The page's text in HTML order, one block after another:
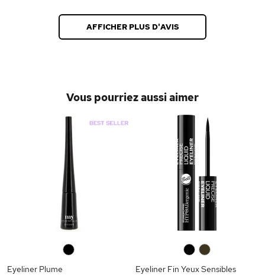
AFFICHER PLUS D'AVIS
Vous pourriez aussi aimer
Eyeliner Plume Eyeliner Fin Yeux Sensibles